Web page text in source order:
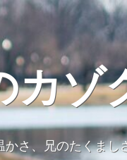
カゾ
かさ、兄のたくま